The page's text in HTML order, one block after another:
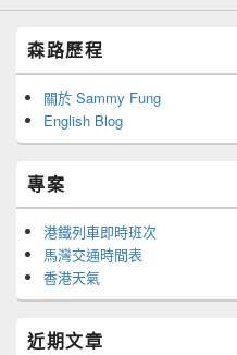
森路歷程
關於 Sammy Fung
English Blog
專案
港鐵列車即時班次
馬灣交通時間表
香港天氣
近期文章